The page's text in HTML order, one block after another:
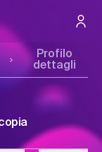
Profilo
dettagli